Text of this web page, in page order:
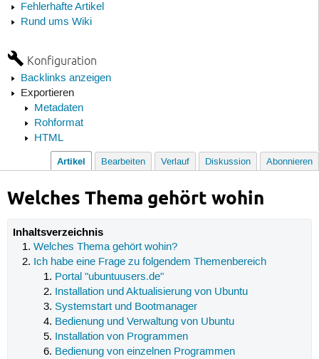
Fehlerhafte Artikel
Rund ums Wiki
Konfiguration
Backlinks anzeigen
Exportieren
Metadaten
Rohformat
HTML
Artikel Bearbeiten Verlauf Diskussion Abonnieren
Welches Thema gehört wohin
Inhaltsverzeichnis
Welches Thema gehört wohin?
Ich habe eine Frage zu folgendem Themenbereich
Portal "ubuntuusers.de"
Installation und Aktualisierung von Ubuntu
Systemstart und Bootmanager
Bedienung und Verwaltung von Ubuntu
Installation von Programmen
Bedienung von einzelnen Programmen